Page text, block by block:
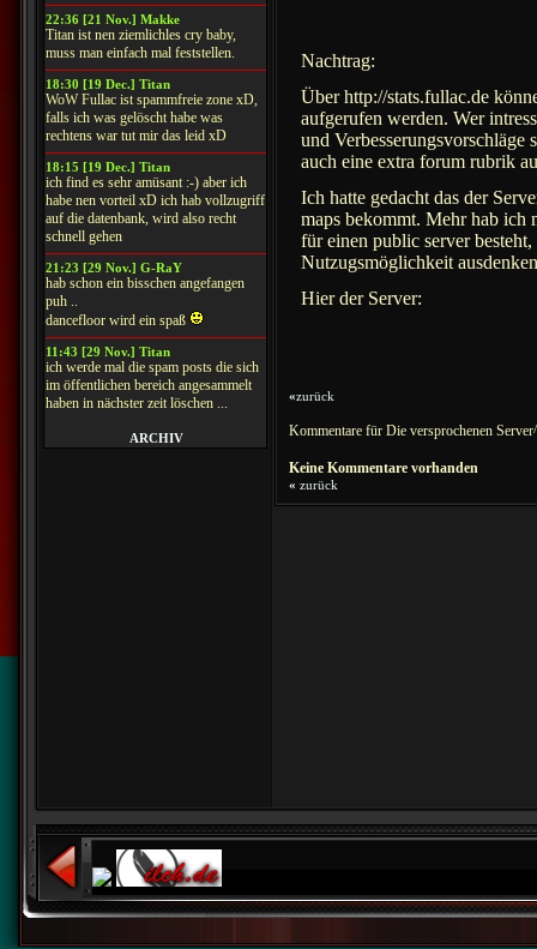
22:36 [21 Nov.] Makke
Titan ist nen ziemlichles cry baby,
muss man einfach mal feststellen.
18:30 [19 Dec.] Titan
WoW Fullac ist spammfreie zone xD,
falls ich was gelöscht habe was
rechtens war tut mir das leid xD
18:15 [19 Dec.] Titan
ich find es sehr amüsant :-) aber ich
habe nen vorteil xD ich hab vollzugriff
auf die datenbank, wird also recht
schnell gehen
21:23 [29 Nov.] G-RaY
hab schon ein bisschen angefangen
puh ..
dancefloor wird ein spaß
11:43 [29 Nov.] Titan
ich werde mal die spam posts die sich
im öffentlichen bereich angesammelt
haben in nächster zeit löschen ...
ARCHIV
Nachtrag:
Über http://stats.fullac.de
aufgerufen werden. Wer
und
auch eine extra forum rubrik
Ich hatte gedacht das der
maps bekommt. Mehr hab ich
für einen public server
Nutzugsmöglichkeit
Hier der Server:
«zurück
Kommentare für Die versprochenen
Keine Kommentare vorhanden
« zurück